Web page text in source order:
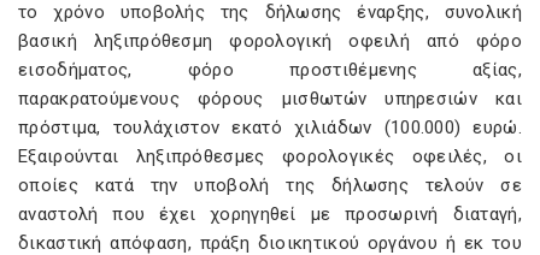
το χρόνο υποβολής της δήλωσης έναρξης, συνολική
βασική ληξιπρόθεσμη φορολογική οφειλή από φόρο
εισοδήματος, φόρο προστιθέμενης αξίας,
παρακρατούμενους φόρους μισθωτών υπηρεσιών και
πρόστιμα, τουλάχιστον εκατό χιλιάδων (100.000) ευρώ.
Εξαιρούνται ληξιπρόθεσμες φορολογικές οφειλές, οι
οποίες κατά την υποβολή της δήλωσης τελούν σε
αναστολή που έχει χορηγηθεί με προσωρινή διαταγή,
δικαστική απόφαση, πράξη διοικητικού οργάνου ή εκ του